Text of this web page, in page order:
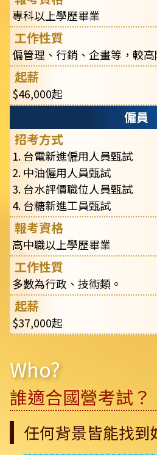
專科以上學歷畢業
偏管理、行銷、企畫等，較高
$46,000起
僱員
台電新進僱用人員甄試
中油僱用人員甄試
台水評價職位人員甄試
台糖新進工員甄試
高中職以上學歷畢業
多數為行政、技術類。
$37,000起
Who?
誰適合國營考試？
任何背景皆能找到